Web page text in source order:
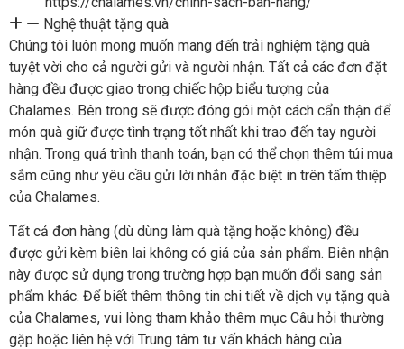
Nghệ thuật tặng quà
Chúng tôi luôn mong muốn mang đến trải nghiệm tặng quà
tuyệt vời cho cả người gửi và người nhận. Tất cả các đơn đặt
hàng đều được giao trong chiếc hộp biểu tượng của
Chalames. Bên trong sẽ được đóng gói một cách cẩn thận để
món quà giữ được tình trạng tốt nhất khi trao đến tay người
nhận. Trong quá trình thanh toán, bạn có thể chọn thêm túi mua
sắm cũng như yêu cầu gửi lời nhắn đặc biệt in trên tấm thiệp
của Chalames.
Tất cả đơn hàng (dù dùng làm quà tặng hoặc không) đều
được gửi kèm biên lai không có giá của sản phẩm. Biên nhận
này được sử dụng trong trường hợp bạn muốn đổi sang sản
phẩm khác. Để biết thêm thông tin chi tiết về dịch vụ tặng quà
của Chalames, vui lòng tham khảo thêm mục Câu hỏi thường
gặp hoặc liên hệ với Trung tâm tư vấn khách hàng của